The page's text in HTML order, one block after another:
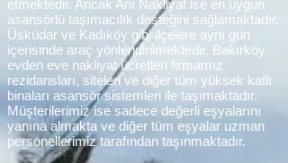
etmektedir. Ancak Anı Nakliyat ise en uygun
asansörlü taşımacılık desteğini sağlamaktadır.
Üsküdar ve Kadıköy gibi ilçelere aynı gün
içerisinde araç yönlendirilmektedir. Bakırköy
evden eve nakliyat ücretleri firmamız
rezidansları, siteleri ve diğer tüm yüksek katlı
binaları asansör sistemleri ile taşımaktadır.
Müşterilerimiz ise sadece değerli eşyalarını
yanına almakta ve diğer tüm eşyalar uzman
personellerimiz tarafından taşınmaktadır.